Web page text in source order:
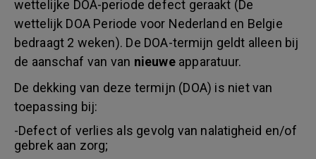
wettelijke DOA-periode defect geraakt (De
wettelijk DOA Periode voor Nederland en Belgie
bedraagt 2 weken). De DOA-termijn geldt alleen bij
de aanschaf van van nieuweapparatuur.
De dekking van deze termijn (DOA) is niet van
toepassing bij:
-Defect of verlies als gevolg van nalatigheid en/of
gebrek aan zorg;